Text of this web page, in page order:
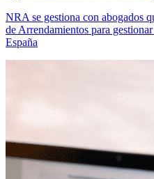
NRA se gestiona con abogados
de Arrendamientos para
España